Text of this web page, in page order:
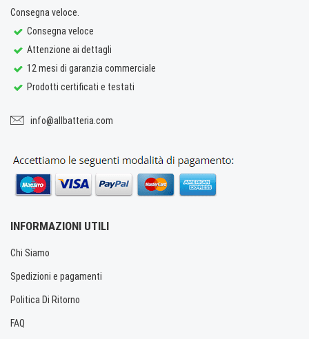
Consegna veloce.
Consegna veloce
Attenzione ai dettagli
12 mesi di garanzia commerciale
Prodotti certificati e testati
info@allbatteria.com
INFORMAZIONI UTILI
Chi Siamo
Spedizioni e pagamenti
Politica Di Ritorno
FAQ